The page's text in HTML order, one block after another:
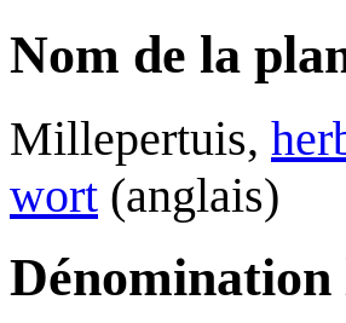
Nom de la
Millepertuis,
wort (anglais)